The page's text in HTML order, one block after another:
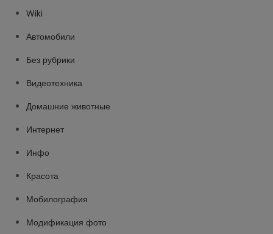
Wiki
Автомобили
Без рубрики
Видеотехника
Домашние животные
Интернет
Инфо
Красота
Мобилография
Модификация фото